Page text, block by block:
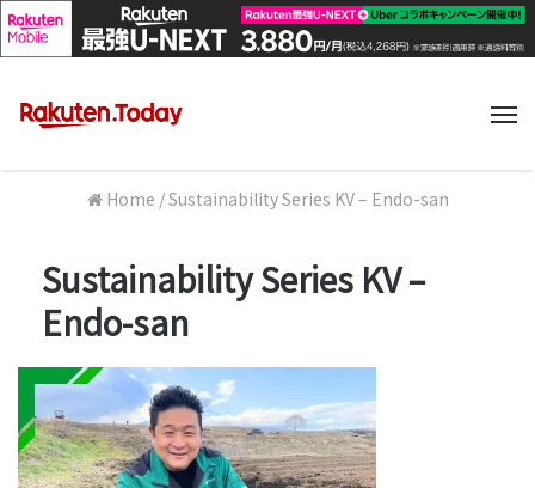
Home /Sustainability Series KV – Endo-san
Sustainability Series KV –
Endo-san